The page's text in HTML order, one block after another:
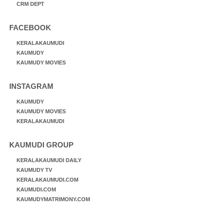
CRM DEPT
FACEBOOK
KERALAKAUMUDI
KAUMUDY
KAUMUDY MOVIES
INSTAGRAM
KAUMUDY
KAUMUDY MOVIES
KERALAKAUMUDI
KAUMUDI GROUP
KERALAKAUMUDI DAILY
KAUMUDY TV
KERALAKAUMUDI.COM
KAUMUDI.COM
KAUMUDYMATRIMONY.COM